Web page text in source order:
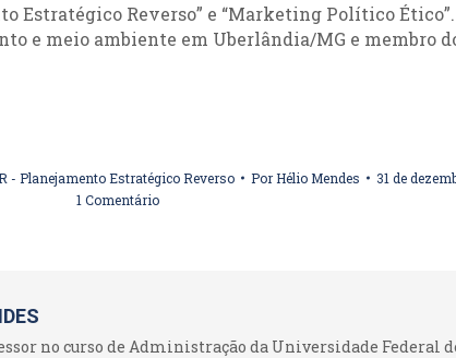
Estratégico Reverso” e “Marketing Político Ético”.
e meio ambiente em Uberlândia/MG e membro
- Planejamento Estratégico Reverso PorHélio Mendes
31 de
1 Comentário
no curso de Administração da Universidade Federal